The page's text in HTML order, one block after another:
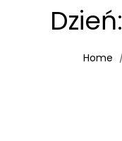
Dzień:
Home